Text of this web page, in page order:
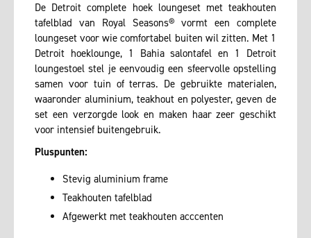
De Detroit complete hoek loungeset met teakhouten
tafelblad van Royal Seasons® vormt een complete
loungeset voor wie comfortabel buiten wil zitten. Met 1
Detroit hoeklounge, 1 Bahia salontafel en 1 Detroit
loungestoel stel je eenvoudig een sfeervolle opstelling
samen voor tuin of terras. De gebruikte materialen,
waaronder aluminium, teakhout en polyester, geven de
set een verzorgde look en maken haar zeer geschikt
voor intensief buitengebruik.
Pluspunten:
Stevig aluminium frame
Teakhouten tafelblad
Afgewerkt met teakhouten acccenten